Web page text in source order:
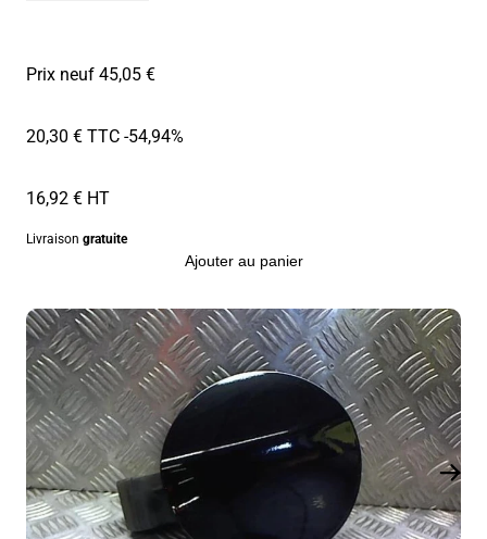
Prix neuf 45,05 €
20,30 € TTC-54,94%
16,92 € HT
Livraison gratuite
Ajouter au panier